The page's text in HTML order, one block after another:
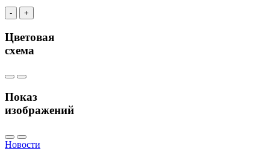
- +
Цветовая
схема
Показ
изображений
Новости